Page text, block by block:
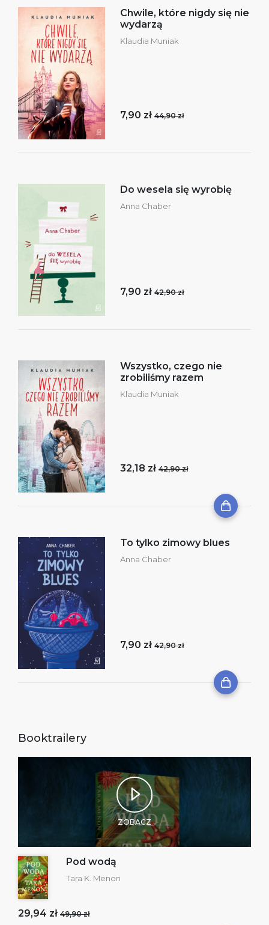
Chwile, które nigdy się nie
wydarzą
Klaudia Muniak
7,90 zł 44,90 zł
Do wesela się wyrobię
Anna Chaber
7,90 zł 42,90 zł
Wszystko, czego nie
zrobiliśmy razem
Klaudia Muniak
32,18 zł 42,90 zł
To tylko zimowy blues
Anna Chaber
7,90 zł 42,90 zł
Booktrailery
ZOBACZ
Pod wodą
Tara K. Menon
29,94 zł 49,90 zł